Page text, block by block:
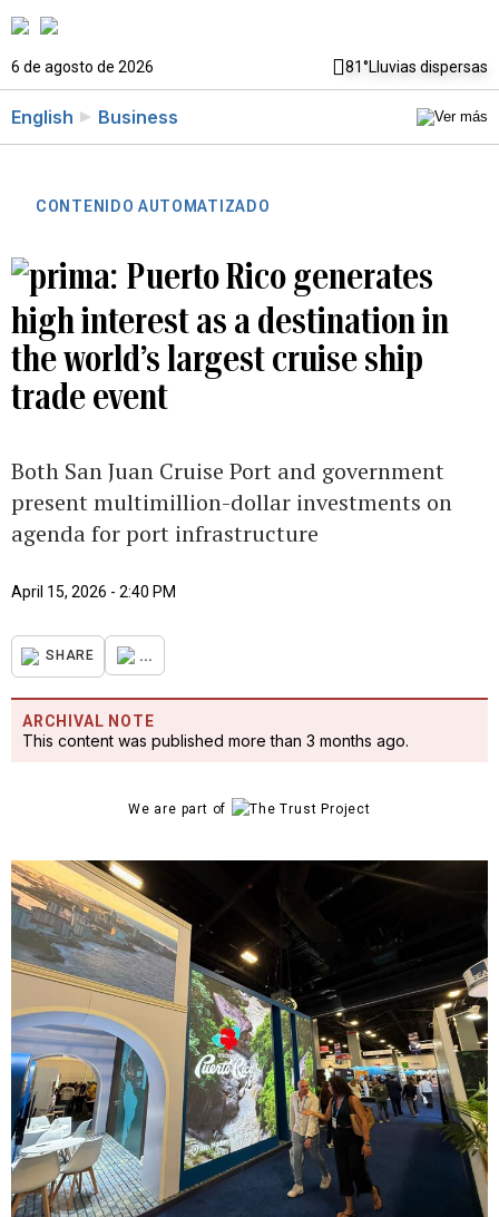
6 de agosto de 2026 81°Lluvias dispersas
English Business
CONTENIDO AUTOMATIZADO
Puerto Rico generates
high interest as a destination in
the world’s largest cruise ship
trade event
Both San Juan Cruise Port and government
present multimillion-dollar investments on
agenda for port infrastructure
April 15, 2026 - 2:40 PM
SHARE ...
ARCHIVAL NOTE
This content was published more than 3 months ago.
We are part of